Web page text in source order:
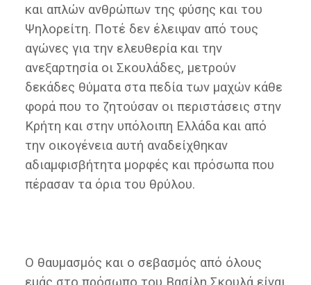
και απλών ανθρώπων της φύσης και του
Ψηλορείτη. Ποτέ δεν έλειψαν από τους
αγώνες για την ελευθερία και την
ανεξαρτησία οι Σκουλάδες, μετρούν
δεκάδες θύματα στα πεδία των μαχών κάθε
φορά που το ζητούσαν οι περιστάσεις στην
Κρήτη και στην υπόλοιπη Ελλάδα και από
την οικογένεια αυτή αναδείχθηκαν
αδιαμφισβήτητα μορφές και πρόσωπα που
πέρασαν τα όρια του θρύλου.
Ο θαυμασμός και ο σεβασμός από όλους